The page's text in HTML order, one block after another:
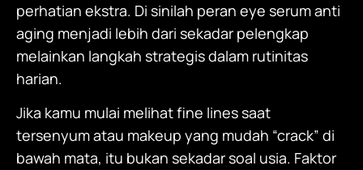
perhatian ekstra. Di sinilah peran eye serum anti
aging menjadi lebih dari sekadar pelengkap
melainkan langkah strategis dalam rutinitas
harian.
Jika kamu mulai melihat fine lines saat
tersenyum atau makeup yang mudah “crack” di
bawah mata, itu bukan sekadar soal usia. Faktor